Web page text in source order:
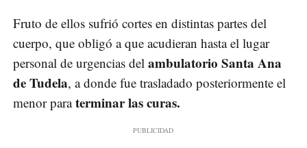
Fruto de ellos sufrió cortes en distintas partes del
cuerpo, que obligó a que acudieran hasta el lugar
personal de urgencias del ambulatorio Santa Ana
de Tudela, a donde fue trasladado posteriormente el
menor paraterminar las curas.